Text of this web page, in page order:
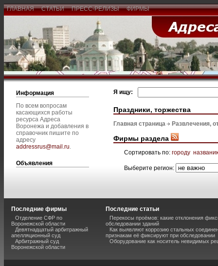
ГЛАВНАЯ СТАТЬИ ПРЕСС-РЕЛИЗЫ ФИРМЫ
Информация
По всем вопросам
касающихся работы
ресурса Адреса
Воронежа и добавления в
справочник пишите по
адресу
addressrus@mail.ru.
Объявления
Я ищу:
Праздники, торжества
Главная страница Развлечения,
Фирмы раздела
Сортировать по: городу
Выберите регион:
Последние фирмы
Отделение СФР по
Воронежской области
Девятнадцатый арбитражный
апелляционный суд
Арбитражный суд
Воронежской области
Последние статьи
Перекосы проёмов: какие отклонения
обследовании зданий
Как выявляют коррозию стальных
признакам её фиксируют при обследовании
Оборудование как носитель невидимых